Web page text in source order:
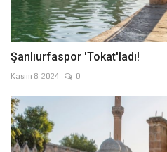
Şanlıurfaspor 'Tokat'ladı!
Kasım 8, 2024 0